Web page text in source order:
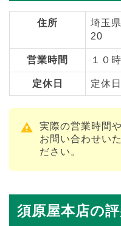
住所
埼玉
20
営業時間 １０
定休日 定休
実際の営業時間
お問い合わせい
ださい。
須原屋本店の